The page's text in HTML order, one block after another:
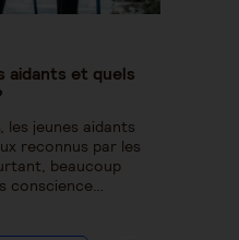
aidants et quels
les jeunes aidants
reconnus par les
beaucoup
conscience…